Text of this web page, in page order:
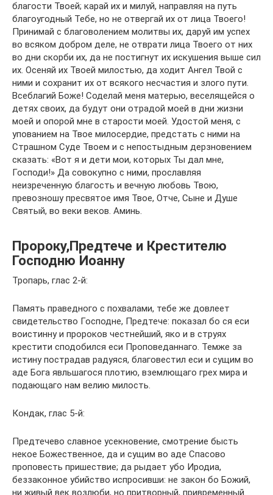
благости Твоей; карай их и милуй, направляя на путь
благоугодный Тебе, но не отвергай их от лица Твоего!
Принимай с благоволением молитвы их, даруй им успех
во всяком добром деле, не отврати лица Твоего от них
во дни скорби их, да не постигнут их искушения выше сил
их. Осеняй их Твоей милостью, да ходит Ангел Твой с
ними и сохранит их от всякого несчастия и злого пути.
Всеблагий Боже! Соделай меня матерью, веселящейся о
детях своих, да будут они отрадой моей в дни жизни
моей и опорой мне в старости моей. Удостой меня, с
упованием на Твое милосердие, предстать с ними на
Страшном Суде Твоем и с непостыдным дерзновением
сказать: «Вот я и дети мои, которых Ты дал мне,
Господи!» Да совокупно с ними, прославляя
неизреченную благость и вечную любовь Твою,
превозношу пресвятое имя Твое, Отче, Сыне и Душе
Святый, во веки веков. Аминь.
Пророку,Предтече и Крестителю
Господню Иоанну
Тропарь, глас 2-й:
Память праведного с похвалами, тебе же довлеет
свидетельство Господне, Предтече: показал бо ся еси
воистинну и пророков честнейший, яко и в струях
крестити сподобился еси Проповеданнаго. Темже за
истину пострадав радуяся, благовестил еси и сущим во
аде Бога явльшагося плотию, вземлющаго грех мира и
подающаго нам велию милость.
Кондак, глас 5-й:
Предтечево славное усекновение, смотрение бысть
некое Божественное, да и сущим во аде Спасово
проповесть пришествие; да рыдает убо Иродиа,
беззаконное убийство испросивши: не закон бо Божий,
ни живый век возлюби, но притворный, привременный.